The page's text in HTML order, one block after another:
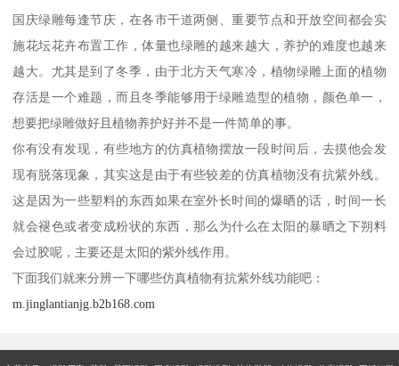
国庆绿雕每逢节庆，在各市干道两侧、重要节点和开放空间都会实
施花坛花卉布置工作，体量也绿雕的越来越大，养护的难度也越来
越大。尤其是到了冬季，由于北方天气寒冷，植物绿雕上面的植物
存活是一个难题，而且冬季能够用于绿雕造型的植物，颜色单一，
想要把绿雕做好且植物养护好并不是一件简单的事。
你有没有发现，有些地方的仿真植物摆放一段时间后，去摸他会发
现有脱落现象，其实这是由于有些较差的仿真植物没有抗紫外线。
这是因为一些塑料的东西如果在室外长时间的爆晒的话，时间一长
就会褪色或者变成粉状的东西，那么为什么在太阳的暴晒之下朔料
会过胶呢，主要还是太阳的紫外线作用。
下面我们就来分辨一下哪些仿真植物有抗紫外线功能吧：
m.jinglantianjg.b2b168.com